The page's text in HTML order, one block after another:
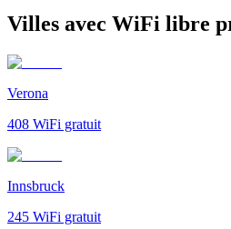
Villes avec WiFi libre
Verona
408 WiFi gratuit
Innsbruck
245 WiFi gratuit